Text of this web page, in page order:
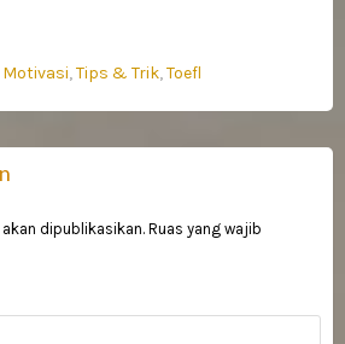
Motivasi,Tips & Trik,Toefl
dipublikasikan. Ruas yang wajib